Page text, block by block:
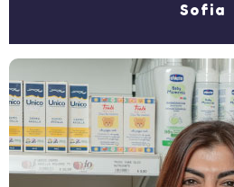
Sofia